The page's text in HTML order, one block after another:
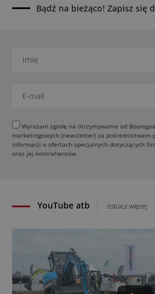
177 BVO-5 PL
30.07.2026
29.07.2026
HIMOINSA na IRE
rentalu
28.07.2026
INSTATIQ P1: Putzmeister
YouTube atb zobacz więcej
Bądź na bieżąco! Zapisz się
Wyrażam zgodę na otrzymywanie od
marketingowych (newsletter) za pośrednictwem poczty elektronicznej w tym
informacji o ofertach specjalnych dotyczących
oraz jej kontrahentów.